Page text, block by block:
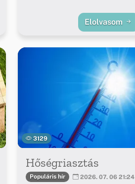
Elolvasom
3129
Hőségriasztás
Populáris hír 2026. 07. 06 21:24